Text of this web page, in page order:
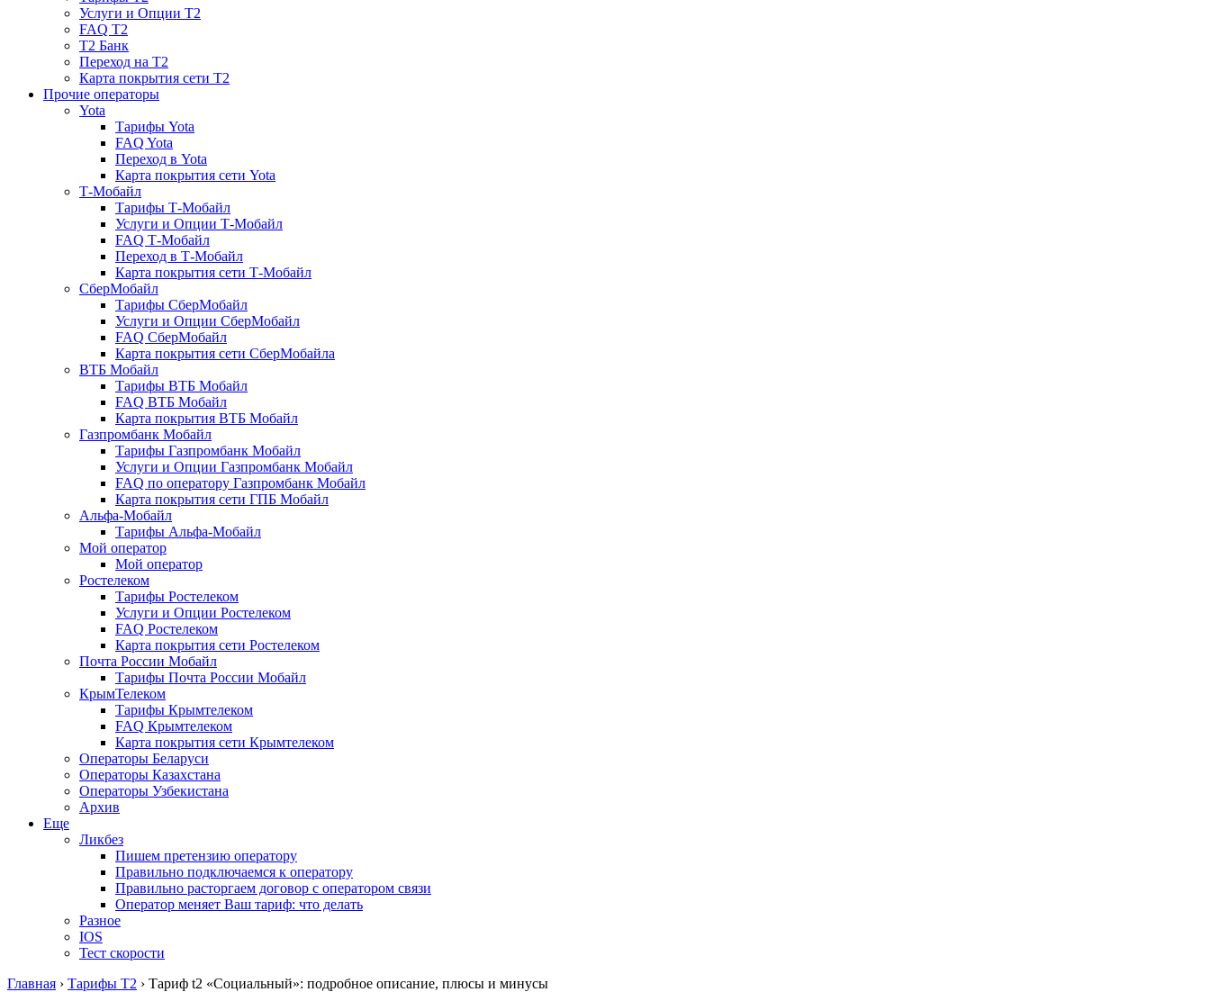
Услуги и Опции T2
FAQ T2
T2 Банк
Переход на T2
Карта покрытия сети T2
Прочие операторы
Yota
Тарифы Yota
FAQ Yota
Переход в Yota
Карта покрытия сети Yota
Т-Мобайл
Тарифы Т-Мобайл
Услуги и Опции Т-Мобайл
FAQ Т-Мобайл
Переход в Т-Мобайл
Карта покрытия сети Т-Мобайл
СберМобайл
Тарифы СберМобайл
Услуги и Опции СберМобайл
FAQ СберМобайл
Карта покрытия сети СберМобайлa
ВТБ Мобайл
Тарифы ВТБ Мобайл
FAQ ВТБ Мобайл
Карта покрытия ВТБ Мобайл
Газпромбанк Мобайл
Тарифы Газпромбанк Мобайл
Услуги и Опции Газпромбанк Мобайл
FAQ по оператору Газпромбанк Мобайл
Карта покрытия сети ГПБ Мобайл
Альфа-Мобайл
Тарифы Альфа-Мобайл
Мой оператор
Мой оператор
Ростелеком
Тарифы Ростелеком
Услуги и Опции Ростелеком
FAQ Ростелеком
Карта покрытия сети Ростелеком
Почта России Мобайл
Тарифы Почта России Мобайл
КрымТелеком
Тарифы Крымтелеком
FAQ Крымтелеком
Карта покрытия сети Крымтелеком
Операторы Беларуси
Операторы Казахстана
Операторы Узбекистана
Архив
Еще
Ликбез
Пишем претензию оператору
Правильно подключаемся к оператору
Правильно расторгаем договор с оператором связи
Оператор меняет Ваш тариф: что делать
Разное
IOS
Тест скорости
Главная › Тарифы T2 › Тариф t2 «Социальный»: подробное описание, плюсы и минусы